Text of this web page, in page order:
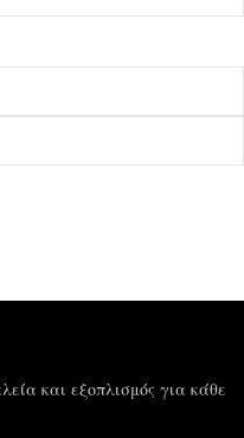
και εξοπλισμός για κάθε